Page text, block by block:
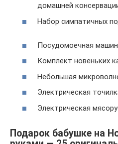
домашней
Набор симпатичных
Посудомоечная
Комплект новеньких
Небольшая
Электрическая
Электрическая
Подарок бабушке на